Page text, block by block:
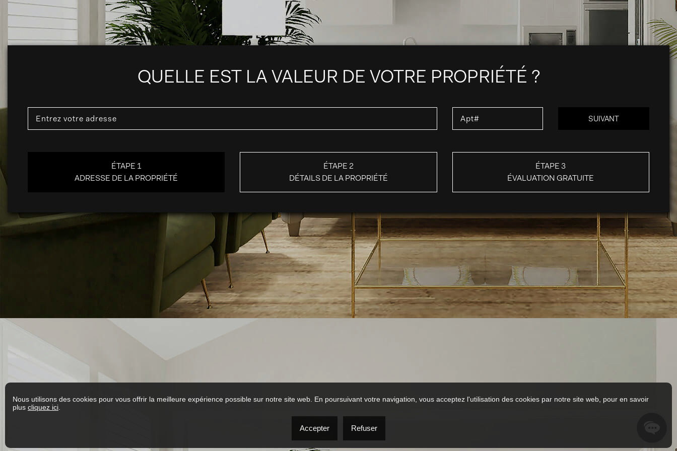
QUELLE EST LA VALEUR DE VOTRE PROPRIÉTÉ ?
ÉTAPE 1
ADRESSE DE LA PROPRIÉTÉ
ÉTAPE 2
DÉTAILS DE LA PROPRIÉTÉ
ÉTAPE 3
ÉVALUATION GRATUITE
Nous utilisons des cookies pour vous offrir la meilleure expérience possible sur notre site web. En poursuivant votre navigation, vous acceptez l'utilisation des cookies par notre site web, pour en savoir
plus cliquez ici
Accepter Refuser